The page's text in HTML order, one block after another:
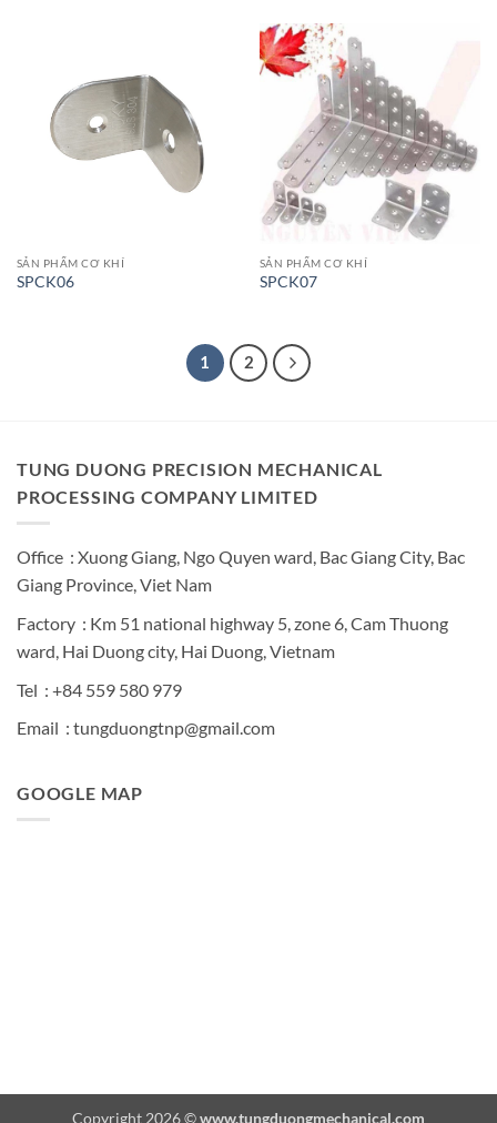
SẢN PHẨM CƠ KHÍ
SPCK06
SẢN PHẨM CƠ KHÍ
SPCK07
1 2
TUNG DUONG PRECISION MECHANICAL
PROCESSING COMPANY LIMITED
Office : Xuong Giang, Ngo Quyen ward, Bac Giang City, Bac
Giang Province, Viet Nam
Factory : Km 51 national highway 5, zone 6, Cam Thuong
ward, Hai Duong city, Hai Duong, Vietnam
Tel : +84 559 580 979
Email : tungduongtnp@gmail.com
GOOGLE MAP
Copyright 2026 ©www.tungduongmechanical.com